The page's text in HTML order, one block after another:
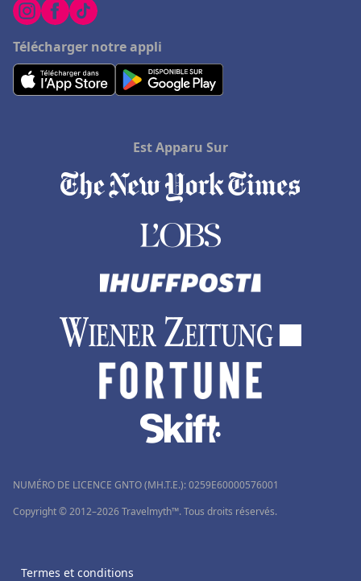
Télécharger notre appli
Est Apparu Sur
NUMÉRO DE LICENCE GNTO (MH.T.E.): 0259Ε60000576001
Copyright © 2012–2026 Travelmyth™. Tous droits réservés.
Termes et conditions